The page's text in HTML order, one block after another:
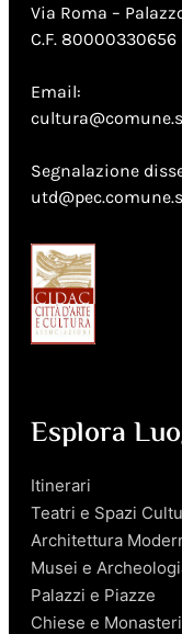
Via Roma –
C.F. 80000330656
Email:
Segnalazione
Esplora
Itinerari
Teatri e Spazi
Architettura
Musei e
Palazzi e Piazze
Chiese e Monasteri